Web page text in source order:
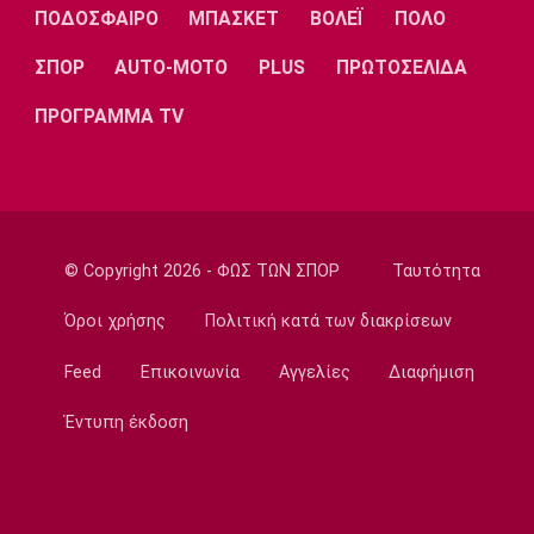
Λίβερπουλ
Μάντσεστερ
Σίτι
Γιουβέντους
Μονακό
ΠΟΔΟΣΦΑΙΡΟ ΜΠΑΣΚΕΤ ΒΟΛΕΪ ΠΟΛΟ
ΣΠΟΡ AUTO-MOTO PLUS ΠΡΩΤΟΣΕΛΙΔΑ
ΠΡΟΓΡΑΜΜΑ TV
© Copyright 2026 - ΦΩΣ ΤΩΝ ΣΠΟΡ Ταυτότητα
Όροι χρήσης Πολιτική κατά των διακρίσεων
Feed Επικοινωνία Αγγελίες Διαφήμιση
Έντυπη έκδοση